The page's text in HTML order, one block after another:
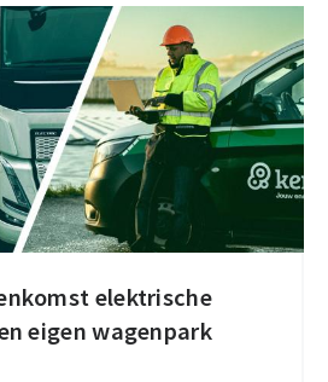
elektrische
eigen wagenpark